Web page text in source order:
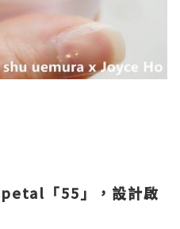
petal 「55 」，設計啟